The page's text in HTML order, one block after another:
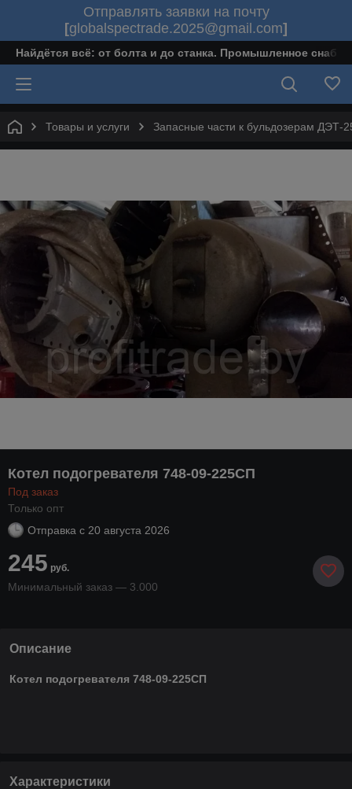
Отправлять заявки на почту
[globalspectrade.2025@gmail.com]
Найдётся всё: от болта и до станка. Промышленное
Товары и услуги Запасные части к бульдозерам
Котел подогревателя 748-09-225СП
Под заказ
Только опт
Отправка с 20 августа 2026
245 руб.
Минимальный заказ — 3.000
Описание
Котел подогревателя 748-09-225СП
Характеристики